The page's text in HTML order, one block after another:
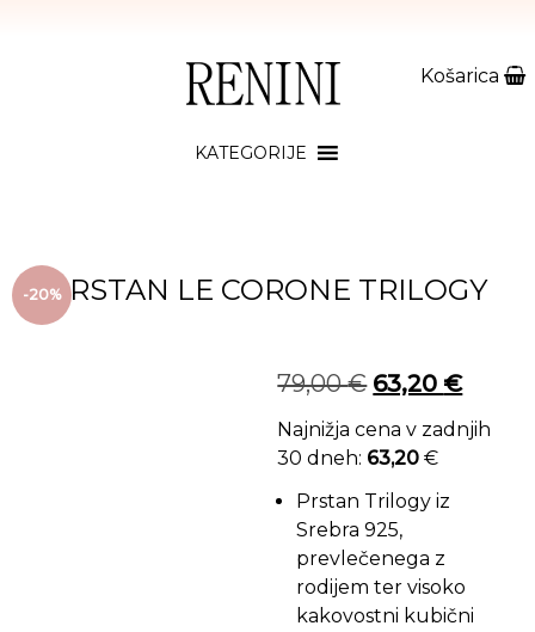
Košarica
KATEGORIJE
PRSTAN LE CORONE TRILOGY
-20%
79,00€ Izvirna cena
63,20 €
Najnižja cena v zadnjih
30 dneh: 63,20 €
Prstan Trilogy iz
Srebra 925,
prevlečenega z
rodijem ter visoko
kakovostni kubični